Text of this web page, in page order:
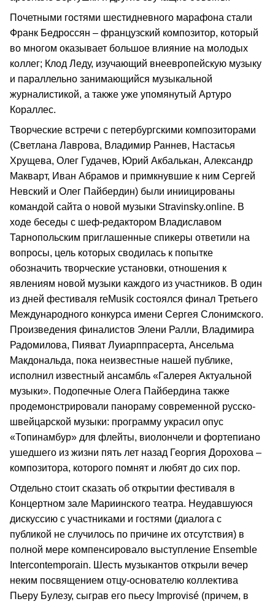
Почетными гостями шестидневного марафона стали
Франк Бедроссян – французский композитор, который
во многом оказывает большое влияние на молодых
коллег; Клод Леду, изучающий внеевропейскую музыку
и параллельно занимающийся музыкальной
журналистикой, а также уже упомянутый Артуро
Кораллес.
Творческие встречи с петербургскими композиторами
(Светлана Лаврова, Владимир Раннев, Настасья
Хрущева, Олег Гудачев, Юрий Акбалькан, Александр
Макварт, Иван Абрамов и примкнувшие к ним Сергей
Невский и Олег Пайбердин) были иниицированы
командой сайта о новой музыки Stravinsky.online. В
ходе беседы с шеф-редактором Владиславом
Тарнопольским приглашенные спикеры ответили на
вопросы, цель которых сводилась к попытке
обозначить творческие установки, отношения к
явлениям новой музыки каждого из участников. В один
из дней фестиваля reMusik состоялся финал Третьего
Международного конкурса имени Сергея Слонимского.
Произведения финалистов Элени Ралли, Владимира
Радомилова, Пияват Луиарппрасерта, Ансельма
Макдональда, пока неизвестные нашей публике,
исполнил известный ансамбль «Галерея Актуальной
музыки». Подопечные Олега Пайбердина также
продемонстрировали панораму современной русско-
швейцарской музыки: программу украсил опус
«Топинамбур» для флейты, виолончели и фортепиано
ушедшего из жизни пять лет назад Георгия Дорохова –
композитора, которого помнят и любят до сих пор.
Отдельно стоит сказать об открытии фестиваля в
Концертном зале Мариинского театра. Неудавшуюся
дискуссию с участниками и гостями (диалога с
публикой не случилось по причине их отсутствия) в
полной мере компенсировало выступление Ensemble
Intercontemporain. Шесть музыкантов открыли вечер
неким посвящением отцу-основателю коллектива
Пьеру Булезу, сыграв его пьесу Improvisé (причем, в